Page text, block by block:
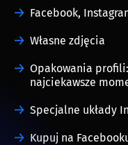
Facebook,
Własne zdjęcia
Opakowania
najciekawsze
Specjalne układy
Kupuj na